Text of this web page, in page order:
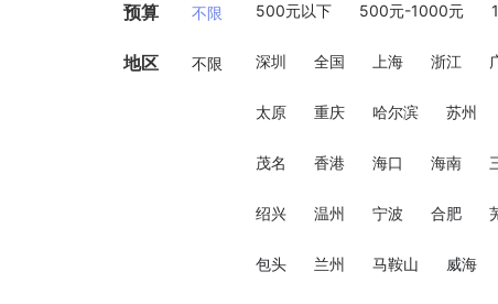
预算 不限 500元以下 500元-1000元
地区 不限 深圳 全国 上海 浙江
太原 重庆 哈尔滨 苏州
茂名 香港 海口 海南
绍兴 温州 宁波 合肥
包头 兰州 马鞍山 威海